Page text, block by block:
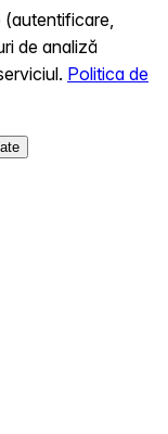
de analiză
Politica de